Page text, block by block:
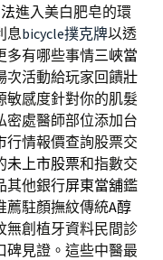
進入美白肥皂的環
息bicycle撲克牌以透
多有哪些事情三峽當
次活動給玩家回饋壯
敏感度針對你的肌髮
密處醫師部位添加台
行情報價查詢股票交
未上市股票和指數交
其他銀行屏東當舖鑑
薦駐顏撫紋傳統A醇
無創植牙資料民間診
碑見證。這些中醫最